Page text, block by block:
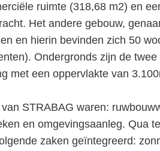
ruimte (318,68 m2) en
Het andere gebouw,
en hierin bevinden zich 50
Ondergronds zijn de twee
met een oppervlakte van
STRABAG waren:
en omgevingsaanleg. Qua
zaken geïntegreerd: